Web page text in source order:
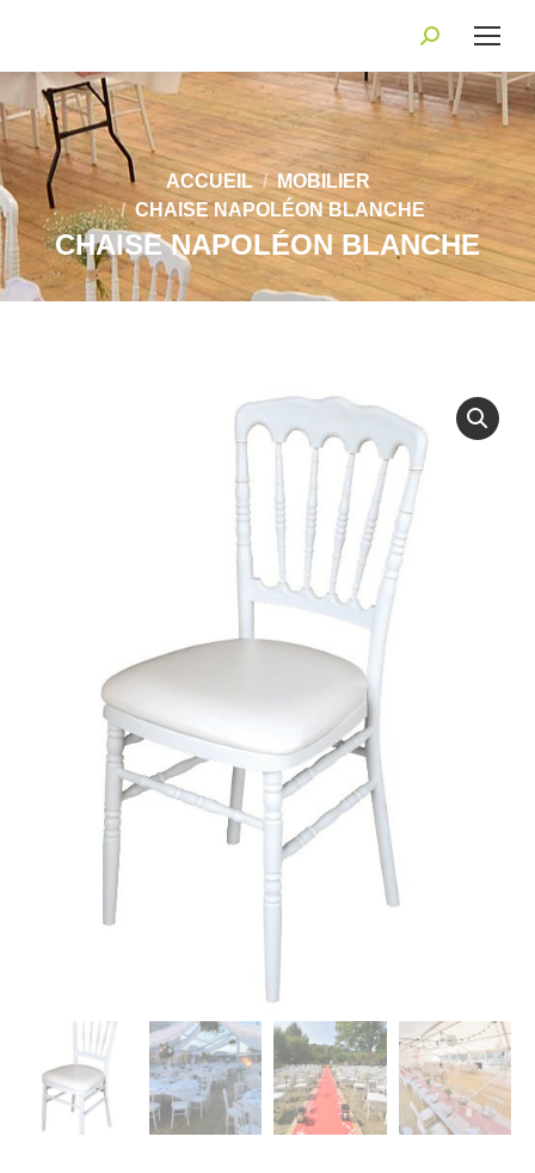
Recherche
:
Vous êtes ici :
ACCUEIL
MOBILIER
CHAISE NAPOLÉON BLANCHE
CHAISE NAPOLÉON BLANCHE